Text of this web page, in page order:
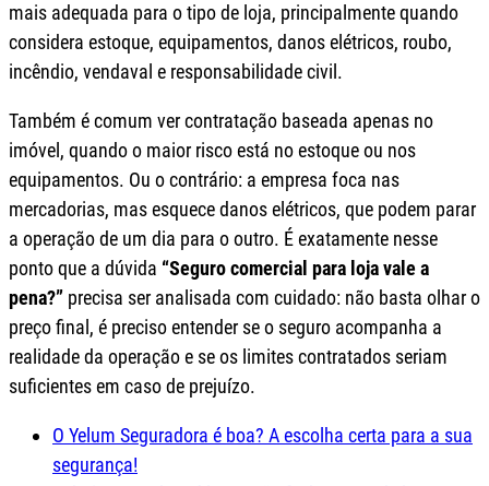
mais adequada para o tipo de loja, principalmente quando
considera estoque, equipamentos, danos elétricos, roubo,
incêndio, vendaval e responsabilidade civil.
Também é comum ver contratação baseada apenas no
imóvel, quando o maior risco está no estoque ou nos
equipamentos. Ou o contrário: a empresa foca nas
mercadorias, mas esquece danos elétricos, que podem parar
a operação de um dia para o outro. É exatamente nesse
ponto que a dúvida “Seguro comercial para loja vale a
pena?” precisa ser analisada com cuidado: não basta olhar o
preço final, é preciso entender se o seguro acompanha a
realidade da operação e se os limites contratados seriam
suficientes em caso de prejuízo.
O Yelum Seguradora é boa? A escolha certa para a sua
segurança!